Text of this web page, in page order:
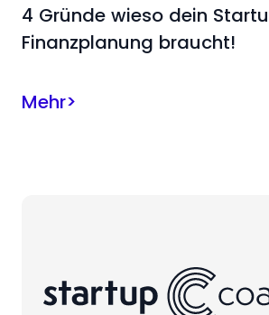
4 Gründe wieso dein
Finanzplanung braucht!
Mehr>